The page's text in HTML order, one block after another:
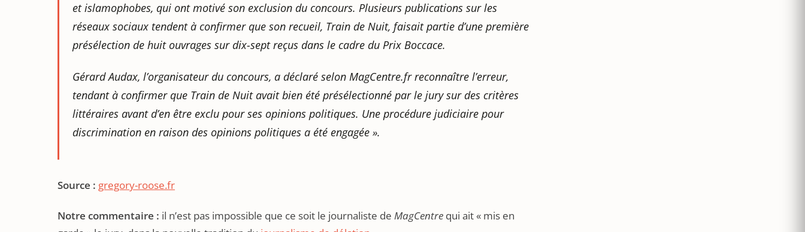
et islamophobes, qui ont motivé son exclusion du concours. Plusieurs publications sur les
réseaux sociaux tendent à confirmer que son recueil, Train de Nuit, faisait partie d’une première
présélection de huit ouvrages sur dix-sept reçus dans le cadre du Prix Boccace.
Gérard Audax, l’organisateur du concours, a déclaré selon MagCentre.fr reconnaître l’erreur,
tendant à confirmer que Train de Nuit avait bien été présélectionné par le jury sur des critères
littéraires avant d’en être exclu pour ses opinions politiques. Une procédure judiciaire pour
discrimination en raison des opinions politiques a été engagée ».
Source : gregory-roose.fr
Notre commentaire : il n’est pas impossible que ce soit le journaliste de MagCentre qui ait « mis en